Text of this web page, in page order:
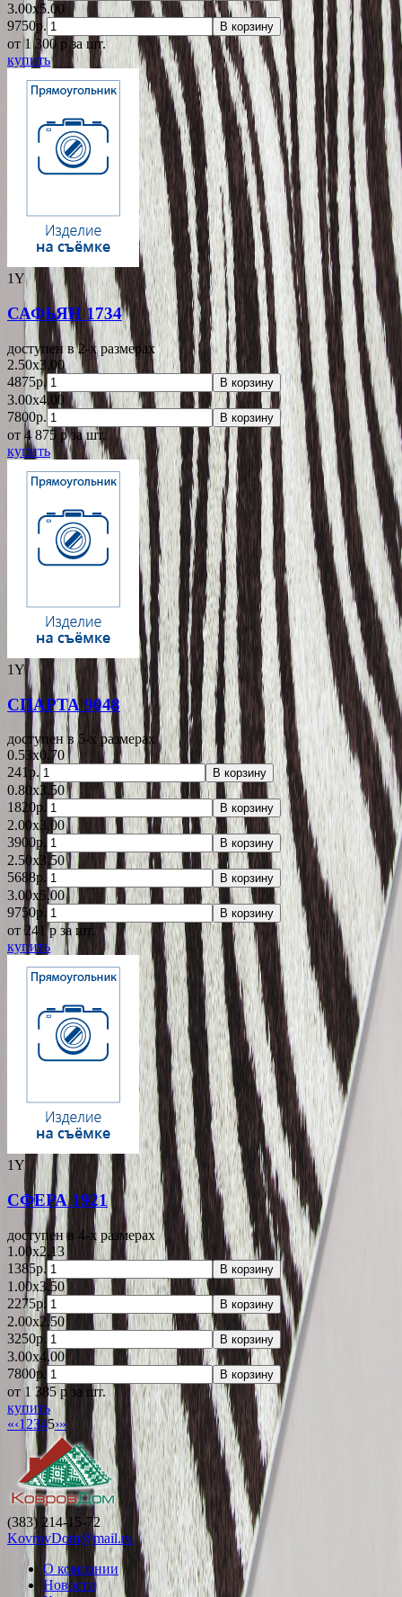
3.00x5.00
9750р.
В корзину
от 1 300 p за шт.
купить
1Y
САФЬЯН 1734
доступен в 2-x размерах
2.50x3.00
4875р.
В корзину
3.00x4.00
7800р.
В корзину
от 4 875 pза шт.
купить
1Y
СПАРТА 9048
доступен в 5-x размерах
0.53x0.70
241р.
В корзину
0.80x3.50
1820р.
В корзину
2.00x3.00
3900р.
В корзину
2.50x3.50
5688р.
В корзину
3.00x5.00
9750р.
В корзину
от 241 p за шт.
купить
1Y
СФЕРА 1921
доступен в 4-x размерах
1.00x2.13
1385р.
В корзину
1.00x3.50
2275р.
В корзину
2.00x2.50
3250р.
В корзину
3.00x4.00
7800р.
В корзину
от 1 385 p за шт.
купить
«‹12345›»
(383) 214-15-72
KovrovDom@mail.ru
О компании
Новости